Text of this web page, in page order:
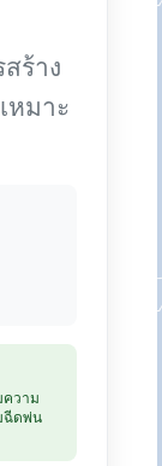
ร้าง
หมาะ
ความ
ฉีดพ่น